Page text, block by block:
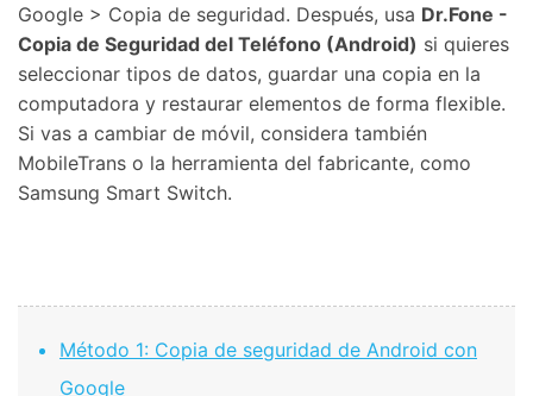
Google > Copia de seguridad. Después, usa Dr.Fone -
Copia de Seguridad del Teléfono (Android) si quieres
seleccionar tipos de datos, guardar una copia en la
computadora y restaurar elementos de forma flexible.
Si vas a cambiar de móvil, considera también
MobileTrans o la herramienta del fabricante, como
Samsung Smart Switch.
Método 1: Copia de seguridad de Android con
Google